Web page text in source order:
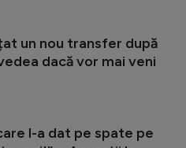
un nou transfer după
dacă vor mai veni
l-a dat pe spate pe